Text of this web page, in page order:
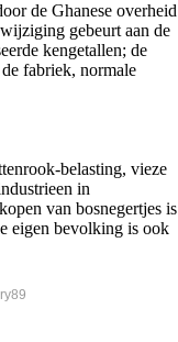
de Ghanese overheid
gebeurt aan de
kengetallen; de
fabriek, normale
belasting, vieze
in
van bosnegertjes is
eigen bevolking is ook